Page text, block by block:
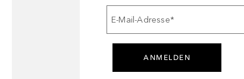
E-Mail-Adresse*
ANMELDEN